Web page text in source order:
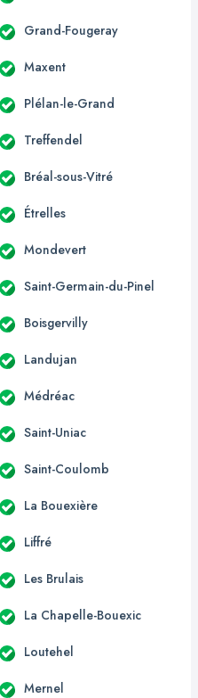
Grand-Fougeray
Maxent
Plélan-le-Grand
Treffendel
Bréal-sous-Vitré
Étrelles
Mondevert
Saint-Germain-du-Pinel
Boisgervilly
Landujan
Médréac
Saint-Uniac
Saint-Coulomb
La Bouexière
Liffré
Les Brulais
La Chapelle-Bouexic
Loutehel
Mernel